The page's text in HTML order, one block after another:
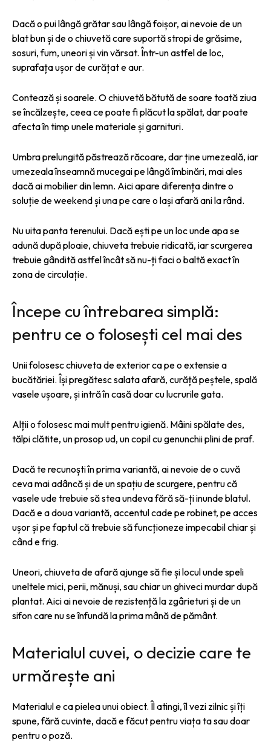
Dacă o pui lângă grătar sau lângă foișor, ai nevoie de un
blat bun și de o chiuvetă care suportă stropi de grăsime,
sosuri, fum, uneori și vin vărsat. Într-un astfel de loc,
suprafața ușor de curățat e aur.
Contează și soarele. O chiuvetă bătută de soare toată ziua
se încălzește, ceea ce poate fi plăcut la spălat, dar poate
afecta în timp unele materiale și garnituri.
Umbra prelungită păstrează răcoare, dar ține umezeală, iar
umezeala înseamnă mucegai pe lângă îmbinări, mai ales
dacă ai mobilier din lemn. Aici apare diferența dintre o
soluție de weekend și una pe care o lași afară ani la rând.
Nu uita panta terenului. Dacă ești pe un loc unde apa se
adună după ploaie, chiuveta trebuie ridicată, iar scurgerea
trebuie gândită astfel încât să nu-ți faci o baltă exact în
zona de circulație.
Începe cu întrebarea simplă:
pentru ce o folosești cel mai des
Unii folosesc chiuveta de exterior ca pe o extensie a
bucătăriei. Își pregătesc salata afară, curăță peștele, spală
vasele ușoare, și intră în casă doar cu lucrurile gata.
Alții o folosesc mai mult pentru igienă. Mâini spălate des,
tălpi clătite, un prosop ud, un copil cu genunchii plini de praf.
Dacă te recunoști în prima variantă, ai nevoie de o cuvă
ceva mai adâncă și de un spațiu de scurgere, pentru că
vasele ude trebuie să stea undeva fără să-ți inunde blatul.
Dacă e a doua variantă, accentul cade pe robinet, pe acces
ușor și pe faptul că trebuie să funcționeze impecabil chiar și
când e frig.
Uneori, chiuveta de afară ajunge să fie și locul unde speli
uneltele mici, perii, mănuși, sau chiar un ghiveci murdar după
plantat. Aici ai nevoie de rezistență la zgârieturi și de un
sifon care nu se înfundă la prima mână de pământ.
Materialul cuvei, o decizie care te
urmărește ani
Materialul e ca pielea unui obiect. Îl atingi, îl vezi zilnic și îți
spune, fără cuvinte, dacă e făcut pentru viața ta sau doar
pentru o poză.